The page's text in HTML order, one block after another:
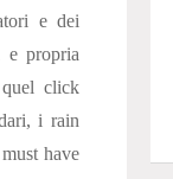
e dei
e propria
click
i rain
have